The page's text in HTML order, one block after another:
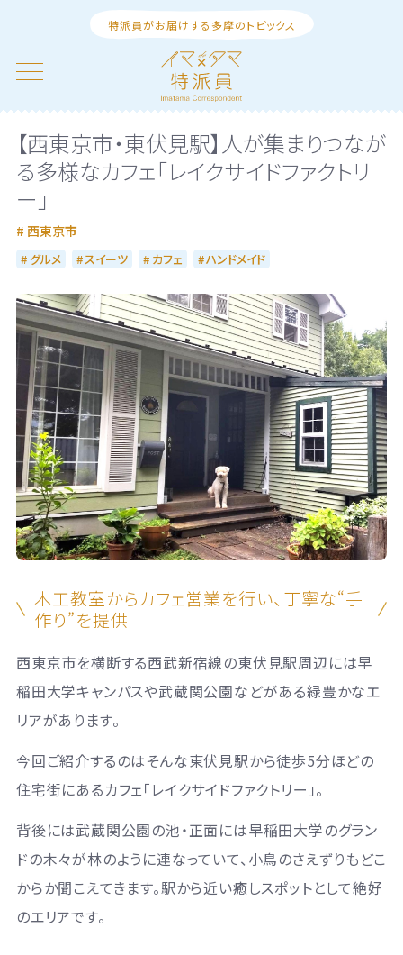
特派員がお届けする多摩のトピックス
【西東京市・東伏見駅】人が集まりつなが
る多様なカフェ「レイクサイドファクトリ
ー」
西東京市
グルメ スイーツ カフェ ハンドメイド
木工教室からカフェ営業を行い、丁寧な“手
作り”を提供
西東京市を横断する西武新宿線の東伏見駅周辺には早
稲田大学キャンパスや武蔵関公園などがある緑豊かなエ
リアがあります。
今回ご紹介するのはそんな東伏見駅から徒歩5分ほどの
住宅街にあるカフェ「レイクサイドファクトリー」。
背後には武蔵関公園の池・正面には早稲田大学のグラン
ドの木々が林のように連なっていて、小鳥のさえずりもどこ
からか聞こえてきます。駅から近い癒しスポットとして絶好
のエリアです。